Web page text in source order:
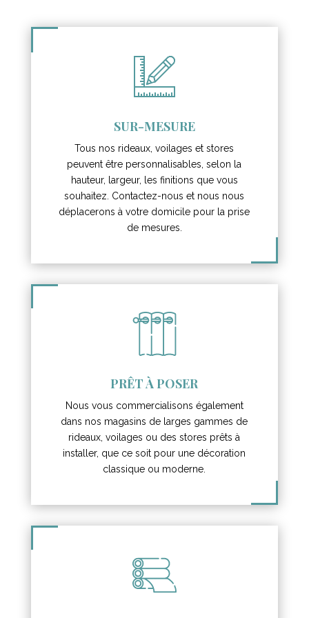
SUR-MESURE
Tous nos rideaux, voilages et stores
peuvent être personnalisables, selon la
hauteur, largeur, les finitions que vous
souhaitez. Contactez-nous et nous nous
déplacerons à votre domicile pour la prise
de mesures.
PRÊT À POSER
Nous vous commercialisons également
dans nos magasins de larges gammes de
rideaux, voilages ou des stores prêts à
installer, que ce soit pour une décoration
classique ou moderne.